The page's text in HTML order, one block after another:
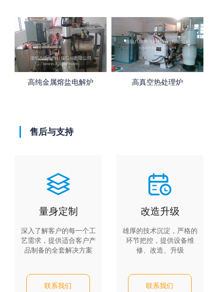
高纯金属熔盐电解炉 高真空热处理炉
售后与支持
量身定制
深入了解客户的每一个工
艺需求，提供适合客户产
品制备的全套解决方案
联系我们
改造升级
雄厚的技术沉淀，严格的
环节把控，提供设备维
修、改造、升级
联系我们